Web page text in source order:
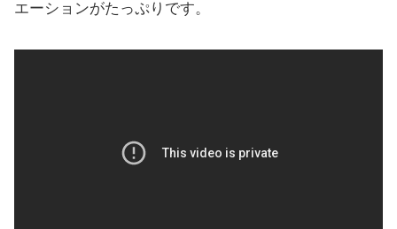
エーションがたっぷりです。